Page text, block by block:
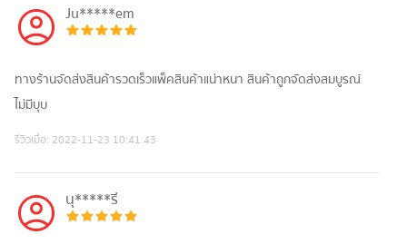
Ju*****em
ทางร้านจัดส่งสินค้ารวดเร็วแพ็ค​สินค้าแน่าหนา สินค้าถูกจัดส่งสมบูรณ์
ไม่มีบุบ
รีวิวเมื่อ: 2022-11-23 10:41:43
นุ*****รี